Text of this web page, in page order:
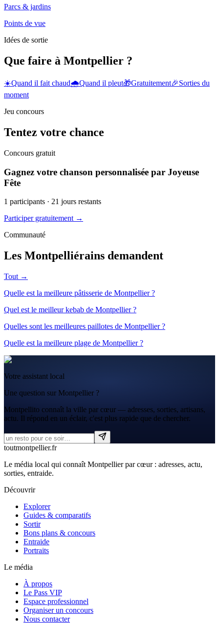
Parcs & jardins
Points de vue
Idées de sortie
Que faire à Montpellier ?
☀️Quand il fait chaud🌧️Quand il pleut🎁Gratuitement🎉Sorties du
moment
Jeu concours
Tentez votre chance
Concours gratuit
Gagnez votre chanson personnalisée par Joyeuse
Fête
1 participants · 21 jours restants
Participer gratuitement →
Communauté
Les Montpelliérains demandent
Tout →
Quelle est la meilleure pâtisserie de Montpellier ?
Quel est le meilleur kebab de Montpellier ?
Quelles sont les meilleures paillotes de Montpellier ?
Quelle est la meilleure plage de Montpellier ?
Votre assistant local
Une question sur Montpellier ?
Montpellito connaît la ville par cœur — adresses, sorties, artisans,
actu. Il répond en un éclair, c'est plus rapide que de chercher.
toutmontpellier.fr
Le média local qui connaît Montpellier par cœur : adresses, actu,
sorties, entraide.
Découvrir
Explorer
Guides & comparatifs
Sortir
Bons plans & concours
Entraide
Portraits
Le média
À propos
Le Pass VIP
Espace professionnel
Organiser un concours
Nous contacter